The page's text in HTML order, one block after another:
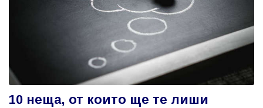
10 неща, от които ще те лиши